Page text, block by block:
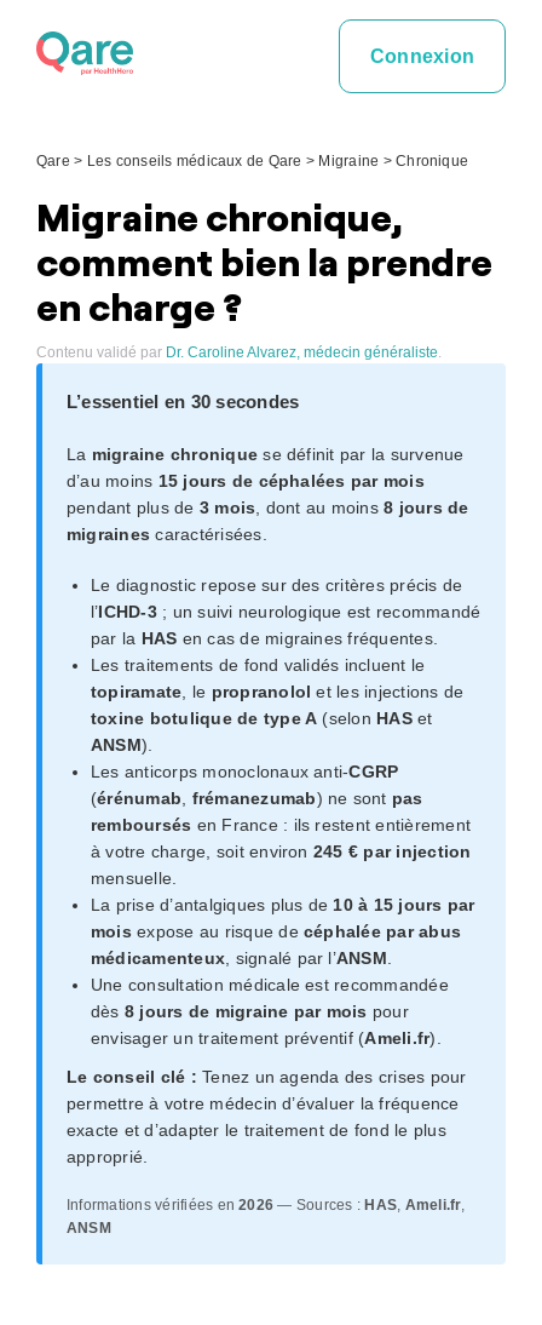
Connexion
Qare > Les conseils médicaux de Qare > Migraine >Chronique
Migraine chronique,
comment bien la prendre
en charge ?
Contenu validé par Dr. Caroline Alvarez, médecin généraliste.
L’essentiel en 30 secondes
La migraine chronique se définit par la survenue
d’au moins 15 jours de céphalées par mois
pendant plus de 3 mois , dont au moins8 jours de
migraines caractérisées.
Le diagnostic repose sur des critères précis de
l’ICHD-3; un suivi neurologique est recommandé
par la HAS en cas de migraines fréquentes.
Les traitements de fond validés incluent le
topiramate , le propranolol et les injections de
toxine botulique de type A (selon HASet
ANSM).
Les anticorps monoclonaux anti-CGRP
(érénumab frémanezumab) ne sont pas
remboursés en France : ils restent entièrement
à votre charge, soit environ 245 € par injection
mensuelle.
La prise d’antalgiques plus de 10 à 15 jours par
mois expose au risque de céphalée par abus
médicamenteux , signalé par l’ANSM
Une consultation médicale est recommandée
dès 8 jours de migraine par mois pour
envisager un traitement préventif (Ameli.fr).
Le conseil clé : Tenez un agenda des crises pour
permettre à votre médecin d’évaluer la fréquence
exacte et d’adapter le traitement de fond le plus
approprié.
Informations vérifiées en2026 — Sources : HAS, Ameli.fr,
ANSM